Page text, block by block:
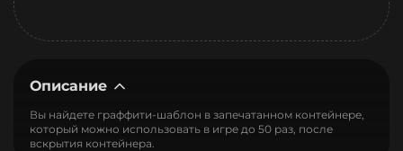
Описание
Вы найдете граффити-шаблон в запечатанном контейнере,
который можно использовать в игре до 50 раз, после
вскрытия контейнера.